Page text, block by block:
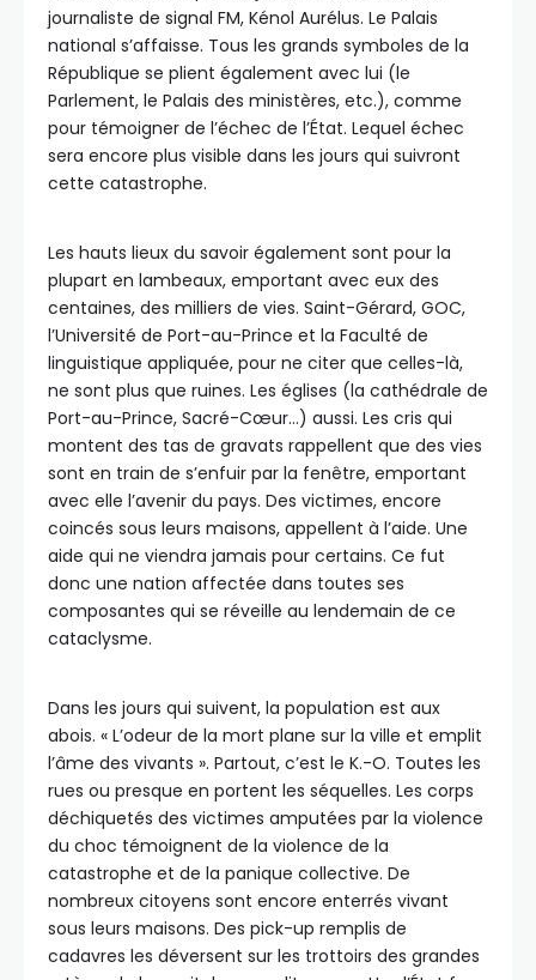
journaliste de signal FM, Kénol Aurélus. Le Palais
national s’affaisse. Tous les grands symboles de la
République se plient également avec lui (le
Parlement, le Palais des ministères, etc.), comme
pour témoigner de l’échec de l’État. Lequel échec
sera encore plus visible dans les jours qui suivront
cette catastrophe.
Les hauts lieux du savoir également sont pour la
plupart en lambeaux, emportant avec eux des
centaines, des milliers de vies. Saint-Gérard, GOC,
l’Université de Port-au-Prince et la Faculté de
linguistique appliquée, pour ne citer que celles-là,
ne sont plus que ruines. Les églises (la cathédrale de
Port-au-Prince, Sacré-Cœur…) aussi. Les cris qui
montent des tas de gravats rappellent que des vies
sont en train de s’enfuir par la fenêtre, emportant
avec elle l’avenir du pays. Des victimes, encore
coincés sous leurs maisons, appellent à l’aide. Une
aide qui ne viendra jamais pour certains. Ce fut
donc une nation affectée dans toutes ses
composantes qui se réveille au lendemain de ce
cataclysme.
Dans les jours qui suivent, la population est aux
abois. « L’odeur de la mort plane sur la ville et emplit
l’âme des vivants ». Partout, c’est le K.-O. Toutes les
rues ou presque en portent les séquelles. Les corps
déchiquetés des victimes amputées par la violence
du choc témoignent de la violence de la
catastrophe et de la panique collective. De
nombreux citoyens sont encore enterrés vivant
sous leurs maisons. Des pick-up remplis de
cadavres les déversent sur les trottoirs des grandes